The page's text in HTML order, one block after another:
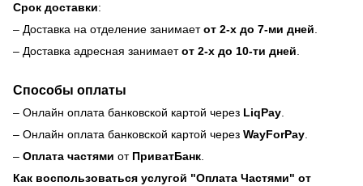
Срок доставки:
– Доставка на отделение занимаетот 2-х до 7-ми дней
– Доставка адресная занимаетот 2-х до 10-ти дней
Способы оплаты
– Онлайн оплата банковской картой через LiqPay
– Онлайн оплата банковской картой через WayForPay
– Оплата частями от ПриватБанк
Как воспользоваться услугой "Оплата Частями" от